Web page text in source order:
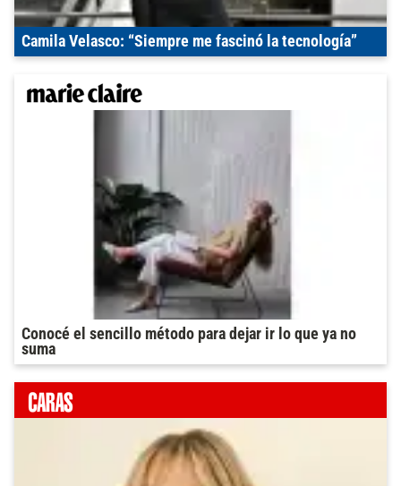
Camila Velasco: “Siempre me fascinó la tecnología”
Conocé el sencillo método para dejar ir lo que ya no
suma